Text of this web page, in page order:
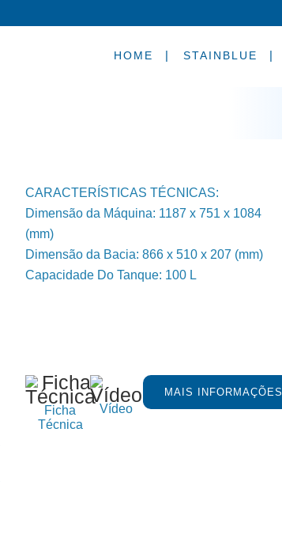
HOME STAINBLUE
CARACTERÍSTICAS TÉCNICAS:
Dimensão da Máquina: 1187 x 751 x 1084
(mm)
Dimensão da Bacia: 866 x 510 x 207 (mm)
Capacidade Do Tanque: 100 L
Ficha
Técnica
Vídeo
MAIS INFORMAÇÕES